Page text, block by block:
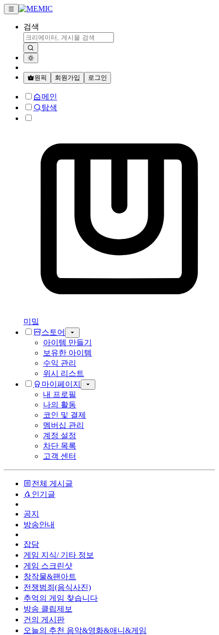
검색
원픽 회원가입 로그인
메인
탐색
미밐
스토어
아이템 만들기
보유한 아이템
수익 관리
위시 리스트
마이페이지
내 프로필
나의 활동
코인 및 결제
멤버십 관리
계정 설정
차단 목록
고객 센터
전체 게시글
인기글
공지
방송안내
잡담
게임 지식/ 기타 정보
게임 스크린샷
창작물&팬아트
전쟁범죄(음식사진)
추억의 게임 찾습니다
방송 클립제보
건의 게시판
오늘의 추천 음악&영화&애니&게임